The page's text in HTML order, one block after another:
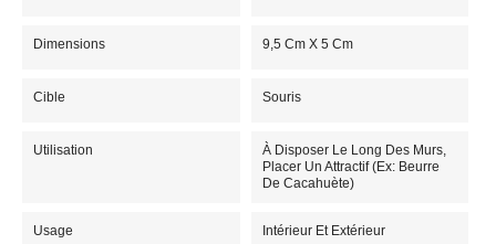
Dimensions 9,5 Cm X 5 Cm
Cible Souris
Utilisation
À Disposer Le Long Des Murs,
Placer Un Attractif (Ex: Beurre
De Cacahuète)
Usage Intérieur Et Extérieur